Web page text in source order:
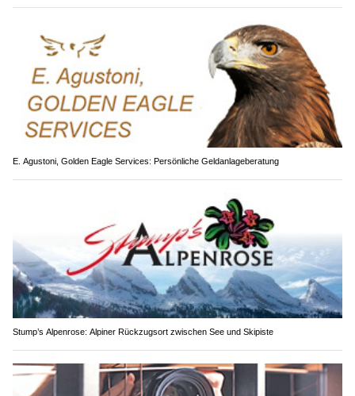
E. Agustoni, Golden Eagle Services: Persönliche Geldanlageberatung
Stump’s Alpenrose: Alpiner Rückzugsort zwischen See und Skipiste